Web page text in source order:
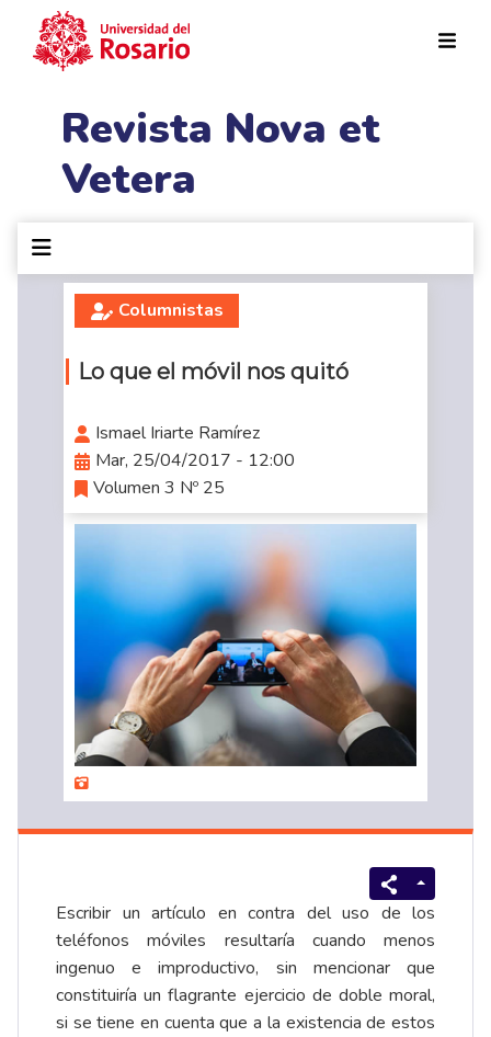
Revista Nova et
Vetera
Columnistas
Lo que el móvil nos quitó
Ismael Iriarte Ramírez
Mar, 25/04/2017 - 12:00
Volumen 3 Nº 25
Escribir un artículo en contra del uso de los
teléfonos móviles resultaría cuando menos
ingenuo e improductivo, sin mencionar que
constituiría un flagrante ejercicio de doble moral,
si se tiene en cuenta que a la existencia de estos